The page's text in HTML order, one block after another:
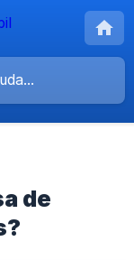
de